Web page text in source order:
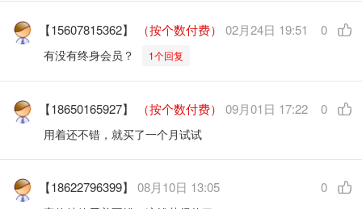
【15607815362】 （按个数付费） 02月24日 19:51 0
有没有终身会员？ 1个回复
【18650165927】 （按个数付费） 09月01日 17:22 0
用着还不错，就买了一个月试试
【18622796399】08月10日 13:05 0